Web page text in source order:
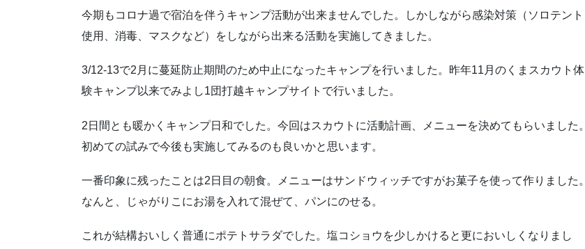
今期もコロナ過で宿泊を伴うキャンプ活動が出来ませんでした。しかしながら感染対策（ソロテント
使用、消毒、マスクなど）をしながら出来る活動を実施してきました。
3/12-13で2月に蔓延防止期間のため中止になったキャンプを行いました。昨年11月のくまスカウト体
験キャンプ以来でみよし1団打越キャンプサイトで行いました。
2日間とも暖かくキャンプ日和でした。今回はスカウトに活動計画、メニューを決めてもらいました。
初めての試みで今後も実施してみるのも良いかと思います。
一番印象に残ったことは2日目の朝食。メニューはサンドウィッチですがお菓子を使って作りました。
なんと、じゃがりこにお湯を入れて混ぜて、パンにのせる。
これが結構おいしく普通にポテトサラダでした。塩コショウを少しかけると更においしくなりまし